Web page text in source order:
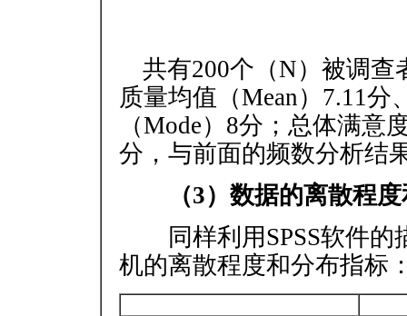
共有200个（N）被调
质量均值（Mean）7.11分
（Mode）8分；总体满意
分，与前面的频数分析结
（3）数据的离散程度
同样利用SPSS软件的
机的离散程度和分布指标